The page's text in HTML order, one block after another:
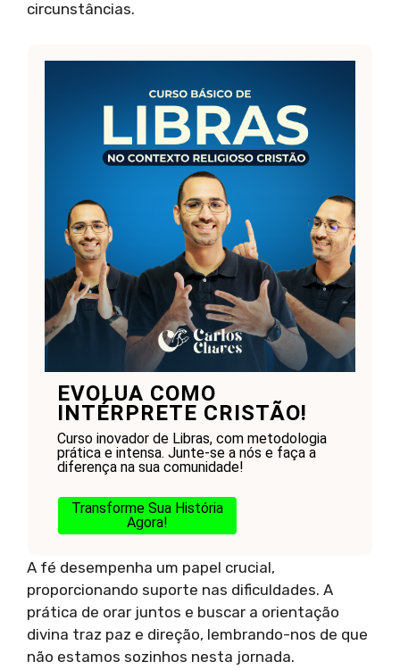
circunstâncias.
EVOLUA COMO
INTÉRPRETE CRISTÃO!
Curso inovador de Libras, com metodologia
prática e intensa. Junte-se a nós e faça a
diferença na sua comunidade!
Transforme Sua História
Agora!
A fé desempenha um papel crucial,
proporcionando suporte nas dificuldades. A
prática de orar juntos e buscar a orientação
divina traz paz e direção, lembrando-nos de que
não estamos sozinhos nesta jornada.